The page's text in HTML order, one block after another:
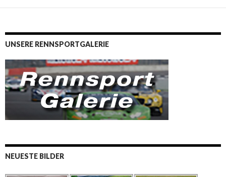
UNSERE RENNSPORTGALERIE
NEUESTE BILDER